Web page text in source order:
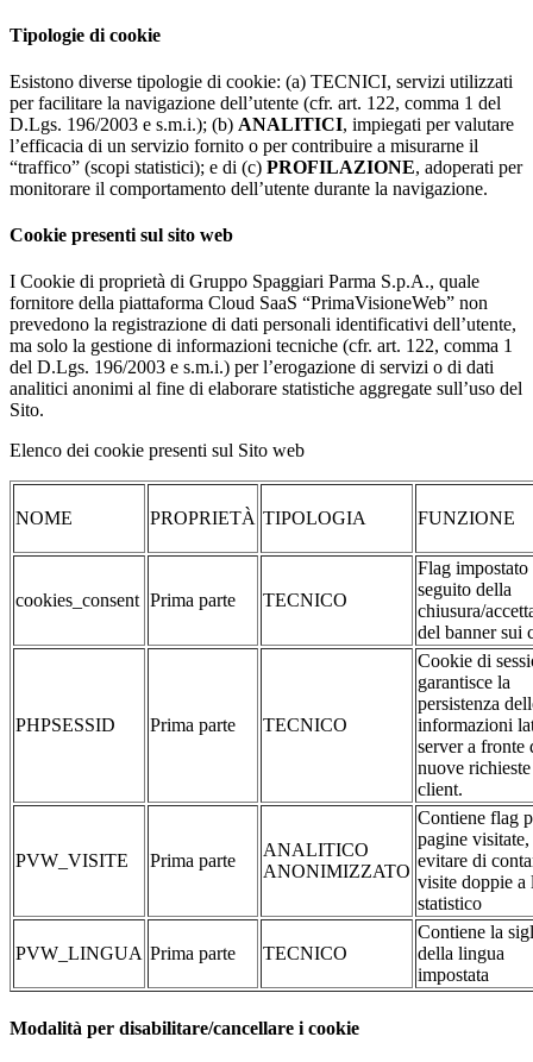
Tipologie di cookie
Esistono diverse tipologie di cookie: (a) TECNICI, servizi utilizzati
per facilitare la navigazione dell’utente (cfr. art. 122, comma 1 del
D.Lgs. 196/2003 e s.m.i.); (b) ANALITICI, impiegati per valutare
l’efficacia di un servizio fornito o per contribuire a misurarne il
“traffico” (scopi statistici); e di (c) PROFILAZIONE, adoperati per
monitorare il comportamento dell’utente durante la navigazione.
Cookie presenti sul sito web
I Cookie di proprietà di Gruppo Spaggiari Parma S.p.A., quale
fornitore della piattaforma Cloud SaaS “PrimaVisioneWeb” non
prevedono la registrazione di dati personali identificativi dell’utente,
ma solo la gestione di informazioni tecniche (cfr. art. 122, comma 1
del D.Lgs. 196/2003 e s.m.i.) per l’erogazione di servizi o di dati
analitici anonimi al fine di elaborare statistiche aggregate sull’uso del
Sito.
Elenco dei cookie presenti sul Sito web
NOME PROPRIETÀ TIPOLOGIA FUNZIONE
cookies_consent Prima parte TECNICO
Flag impostato
seguito della
chiusura/
del banner sui
PHPSESSID Prima parte TECNICO
Cookie di
garantisce la
persistenza
informazioni
server a fronte
nuove
client.
PVW_VISITE Prima parte
ANALITICO
ANONIMIZZATO
Contiene flag
pagine visitate,
evitare di
visite doppie a
statistico
PVW_LINGUA Prima parte TECNICO
Contiene la
della lingua
impostata
Modalità per disabilitare/cancellare i cookie